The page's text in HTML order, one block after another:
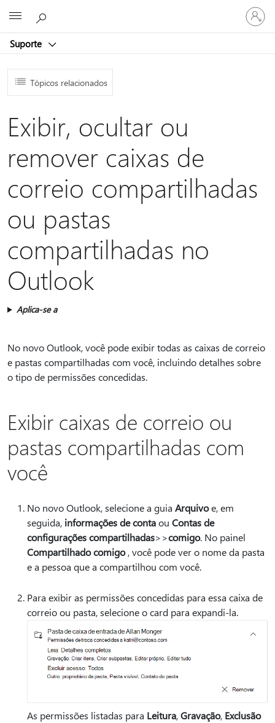
Suporte
Entre
em
sua
Tópicos relacionados
Exibir, ocultar ou
remover caixas de
correio compartilhadas
ou pastas
compartilhadas no
Outlook
Aplica-se a
No novo Outlook, você pode exibir todas as caixas de correio
e pastas compartilhadas com você, incluindo detalhes sobre
o tipo de permissões concedidas.
Exibir caixas de correio ou
pastas compartilhadas com
você
No novo Outlook, selecione a guia Arquivoe, em
seguida, informações de contaou Contas de
configurações compartilhadas>>comigo. No painel
Compartilhado comigo, você pode ver o nome da pasta
e a pessoa que a compartilhou com você.
Para exibir as permissões concedidas para essa caixa de
correio ou pasta, selecione o card para expandi-la.
As permissões listadas para Leitura,Gravação, Exclusão